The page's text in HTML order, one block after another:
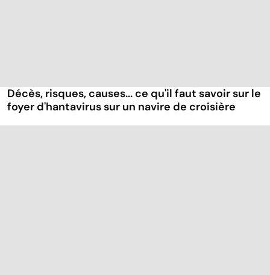
Décès, risques, causes... ce qu'il faut savoir sur le
foyer d'hantavirus sur un navire de croisière